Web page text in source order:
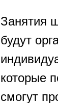
Занятия
будут
которые
смогут